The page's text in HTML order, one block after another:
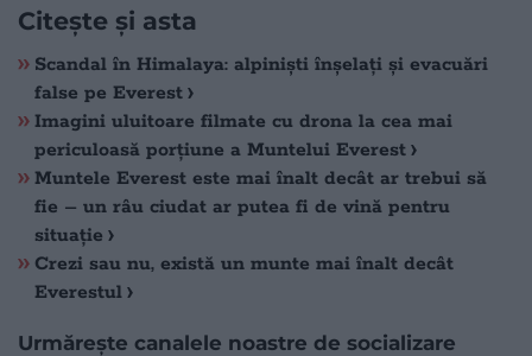
Citește și asta
Scandal în Himalaya: alpiniști înșelați și evacuări
false pe Everest
Imagini uluitoare filmate cu drona la cea mai
periculoasă porțiune a Muntelui Everest
Muntele Everest este mai înalt decât ar trebui să
fie – un râu ciudat ar putea fi de vină pentru
situație
Crezi sau nu, există un munte mai înalt decât
Everestul
Urmărește canalele noastre de socializare